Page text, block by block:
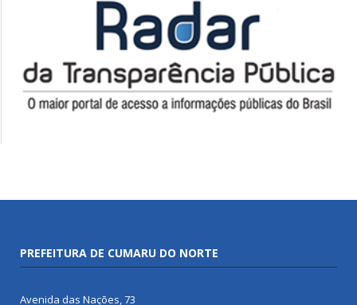
PREFEITURA DE CUMARU DO NORTE
Avenida das Nações, 73